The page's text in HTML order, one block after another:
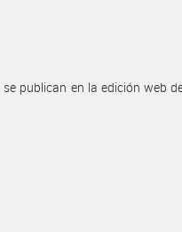
publican en la edición web